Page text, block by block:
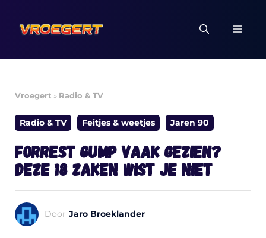
naar
inhoud
Vroegert » Radio & TV
Radio & TV Feitjes & weetjes Jaren 90
Forrest Gump vaak gezien?
Deze 18 zaken wist je niet
Door Jaro Broeklander